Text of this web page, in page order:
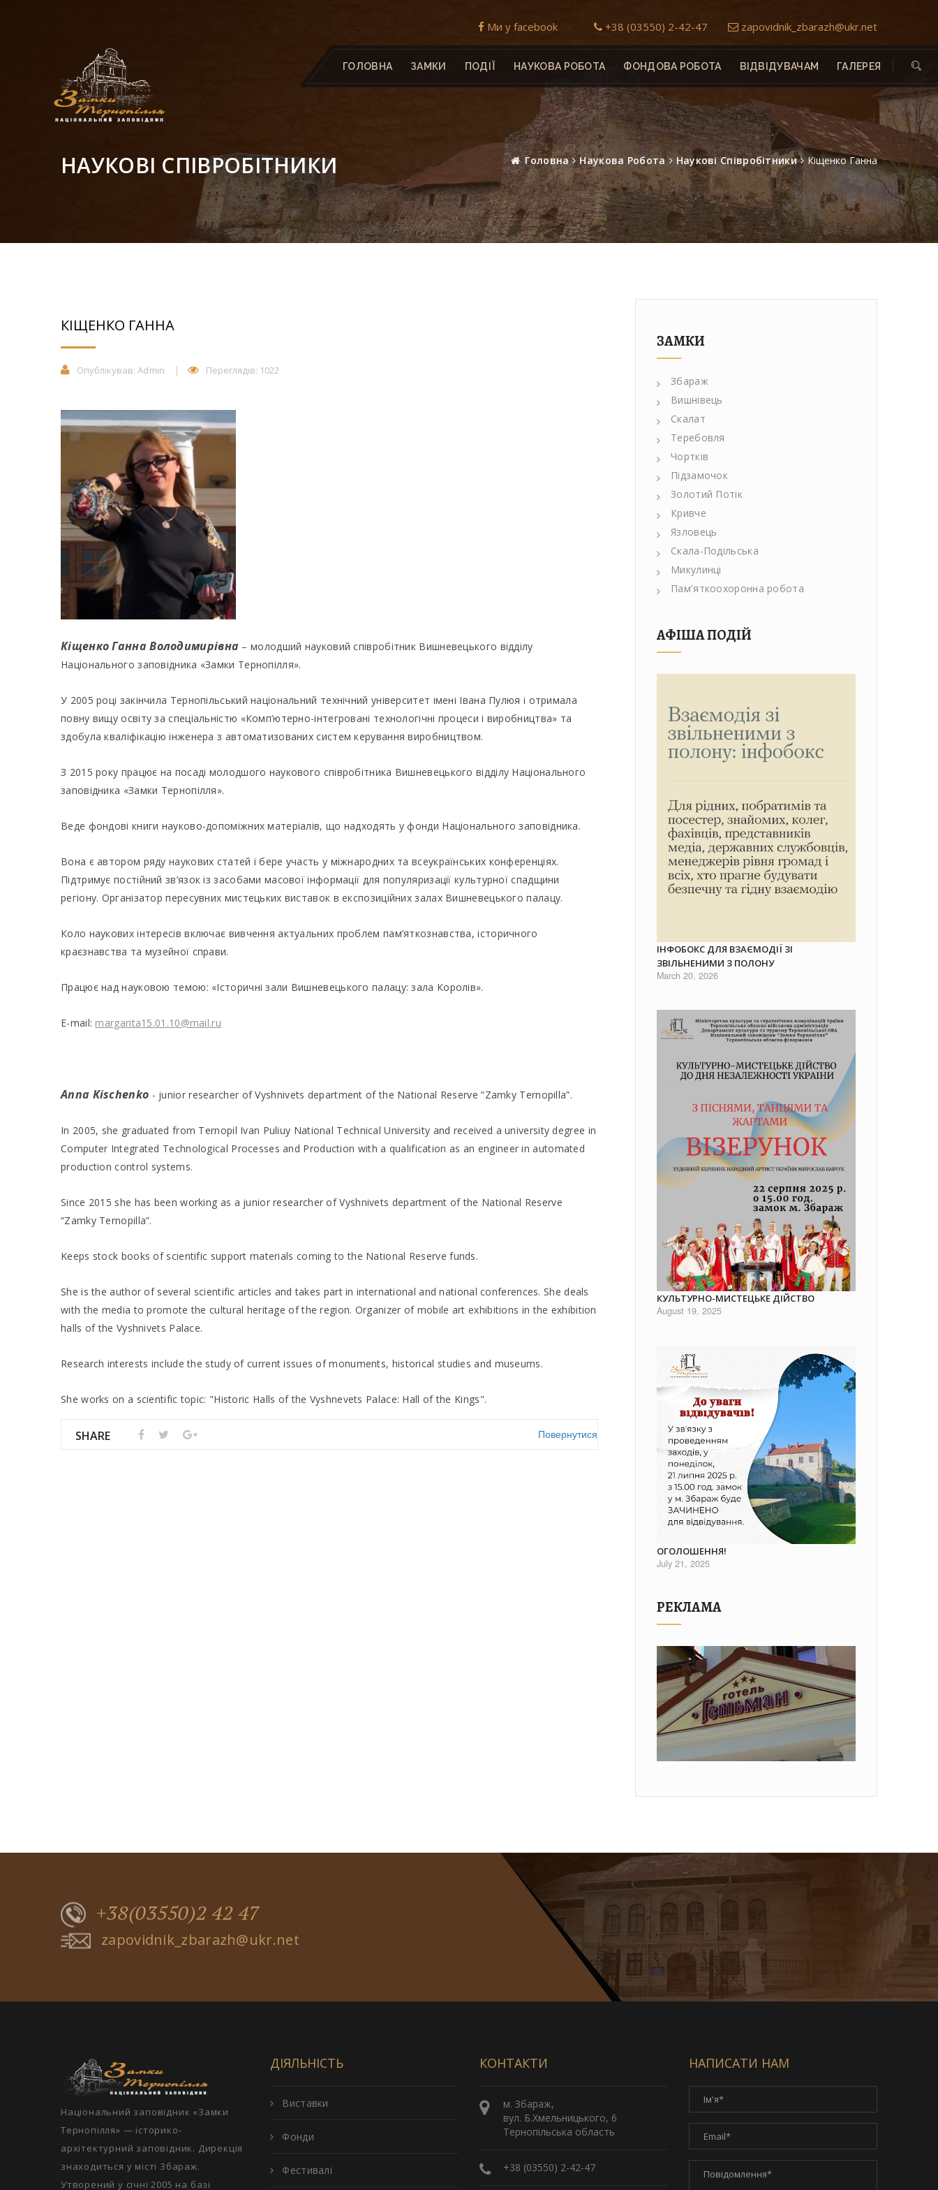
Ми у facebook +38 (03550) 2-42-47 zapovidnik_zbarazh@ukr.net
ГОЛОВНА ЗАМКИ ПОДІЇ НАУКОВА РОБОТА ФОНДОВА РОБОТА ВІДВІДУВАЧАМ ГАЛЕРЕЯ
НАУКОВІ СПІВРОБІТНИКИ Головна Наукова Робота Наукові Співробітники Кіщенко Ганна
КІЩЕНКО ГАННА
Опублікував: Admin Переглядів: 1022
Кіщенко Ганна Володимирівна – молодший науковий співробітник Вишневецького відділу
Національного заповідника «Замки Тернопілля».
У 2005 році закінчила Тернопільський національний технічний університет імені Івана Пулюя і отримала
повну вищу освіту за спеціальністю «Комп’ютерно-інтегровані технологічні процеси і виробництва» та
здобула кваліфікацію інженера з автоматизованих систем керування виробництвом.
З 2015 року працює на посаді молодшого наукового співробітника Вишневецького відділу Національного
заповідника «Замки Тернопілля».
Веде фондові книги науково-допоміжних матеріалів, що надходять у фонди Національного заповідника.
Вона є автором ряду наукових статей і бере участь у міжнародних та всеукраїнських конференціях.
Підтримує постійний зв’язок із засобами масової інформації для популяризації культурної спадщини
регіону. Організатор пересувних мистецьких виставок в експозиційних залах Вишневецького палацу.
Коло наукових інтересів включає вивчення актуальних проблем пам’яткознавства, історичного
краєзнавства та музейної справи.
Працює над науковою темою: «Історичні зали Вишневецького палацу: зала Королів».
E-mail: margarita15.01.10@mail.ru
Anna Kischenko - junior researcher of Vyshnivets department of the National Reserve “Zamky Ternopilla”.
In 2005, she graduated from Ternopil Ivan Puliuy National Technical University and received a university degree in
Computer Integrated Technological Processes and Production with a qualification as an engineer in automated
production control systems.
Since 2015 she has been working as a junior researcher of Vyshnivets department of the National Reserve
“Zamky Ternopilla”.
Keeps stock books of scientific support materials coming to the National Reserve funds.
She is the author of several scientific articles and takes part in international and national conferences. She deals
with the media to promote the cultural heritage of the region. Organizer of mobile art exhibitions in the exhibition
halls of the Vyshnivets Palace.
Research interests include the study of current issues of monuments, historical studies and museums.
She works on a scientific topic: "Historic Halls of the Vyshnevets Palace: Hall of the Kings".
SHARE Повернутися
ЗАМКИ
Збараж
Вишнівець
Скалат
Теребовля
Чортків
Підзамочок
Золотий Потік
Кривче
Язловець
Скала-Подільська
Микулинці
Пам'яткоохоронна робота
АФІША ПОДІЙ
ІНФОБОКС ДЛЯ ВЗАЄМОДІЇ ЗІ
ЗВІЛЬНЕНИМИ З ПОЛОНУ
March 20, 2026
КУЛЬТУРНО-МИСТЕЦЬКЕ ДІЙСТВО
August 19, 2025
ОГОЛОШЕННЯ!
July 21, 2025
РЕКЛАМА
+38(03550)2 42 47
zapovidnik_zbarazh@ukr.net
Національний заповідник «Замки
Тернопілля» — історико-
архітектурний заповідник. Дирекція
знаходиться у місті Збараж.
Утворений у січні 2005 на базі
ДІЯЛЬНІСТЬ
Виставки
Фонди
Фестивалі
КОНТАКТИ
м. Збараж,
вул. Б.Хмельницького, 6
Тернопільська область
+38 (03550) 2-42-47
НАПИСАТИ НАМ